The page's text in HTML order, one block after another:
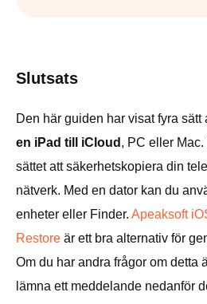
Slutsats
Den här guiden har visat fyra sätt
en iPad till iCloud , PC eller
sättet att säkerhetskopiera din
nätverk. Med en dator kan du
enheter eller Finder. Apeaksoft
Restore är ett bra alternativ för
Om du har andra frågor om detta
lämna ett meddelande nedanför